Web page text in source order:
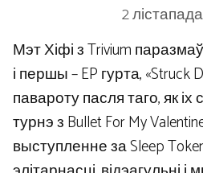
2
Мэт Хіфі з Trivium
і першы – EP гурта, «Struck
павароту пасля таго, як
турнэ з Bullet For My
выступленне за Sleep